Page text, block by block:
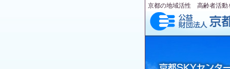
京都の地域活性 高齢者活動